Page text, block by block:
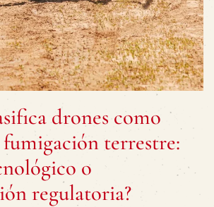
drones como
terrestre:
o
regulatoria?